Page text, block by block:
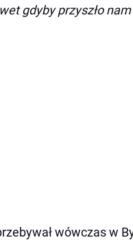
gdyby przyszło
wówczas w